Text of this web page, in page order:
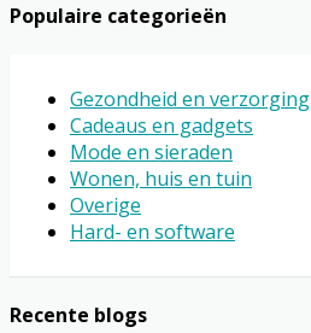
Populaire categorieën
Gezondheid en verzorging
Cadeaus en gadgets
Mode en sieraden
Wonen, huis en tuin
Overige
Hard- en software
Recente blogs